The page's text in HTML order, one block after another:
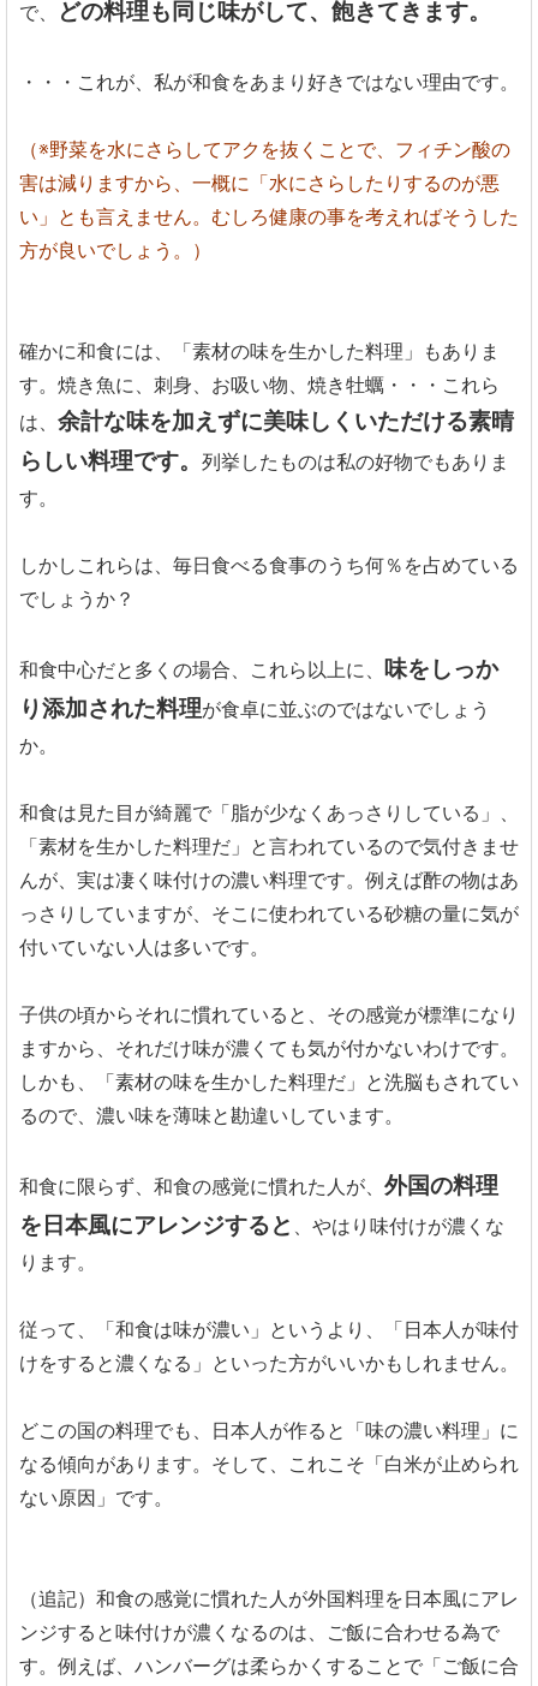
で、 どの料理も同じ味がして、飽きてきます。
・・・これが、私が和食をあまり好きではない理由です。
（※野菜を水にさらしてアクを抜くことで、フィチン酸の
害は減りますから、一概に「水にさらしたりするのが悪
い」とも言えません。むしろ健康の事を考えればそうした
方が良いでしょう。）
確かに和食には、「素材の味を生かした料理」もありま
す。焼き魚に、刺身、お吸い物、焼き牡蠣・・・これら
は、 余計な味を加えずに美味しくいただける素晴
らしい料理です。 列挙したものは私の好物でもありま
す。
しかしこれらは、毎日食べる食事のうち何％を占めている
でしょうか？
和食中心だと多くの場合、これら以上に、 味をしっか
り添加された料理が食卓に並ぶのではないでしょう
か。
和食は見た目が綺麗で「脂が少なくあっさりしている」、
「素材を生かした料理だ」と言われているので気付きませ
んが、実は凄く味付けの濃い料理です。例えば酢の物はあ
っさりしていますが、そこに使われている砂糖の量に気が
付いていない人は多いです。
子供の頃からそれに慣れていると、その感覚が標準になり
ますから、それだけ味が濃くても気が付かないわけです。
しかも、「素材の味を生かした料理だ」と洗脳もされてい
るので、濃い味を薄味と勘違いしています。
和食に限らず、和食の感覚に慣れた人が、 外国の料理
を日本風にアレンジすると
、やはり味付けが濃くな
ります。
従って、「和食は味が濃い」というより、「日本人が味付
けをすると濃くなる」といった方がいいかもしれません。
どこの国の料理でも、日本人が作ると「味の濃い料理」に
なる傾向があります。そして、これこそ「白米が止められ
ない原因」です。
（追記）和食の感覚に慣れた人が外国料理を日本風にアレ
ンジすると味付けが濃くなるのは、ご飯に合わせる為で
す。例えば、ハンバーグは柔らかくすることで「ご飯に合